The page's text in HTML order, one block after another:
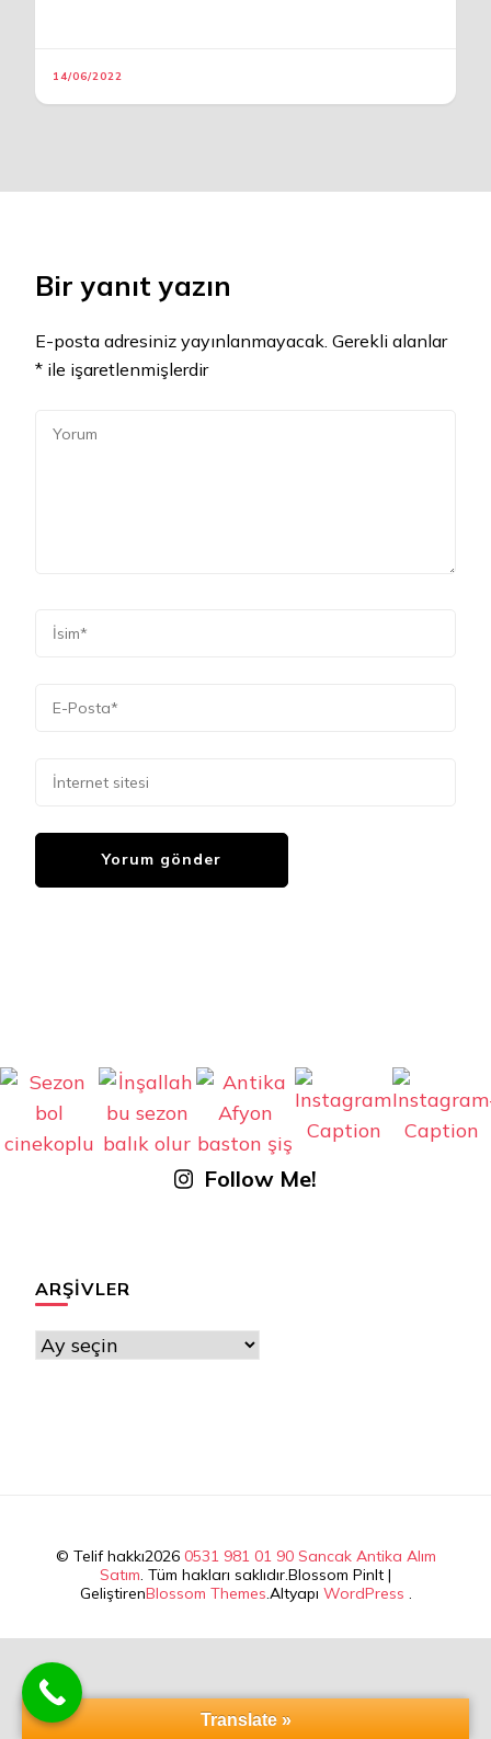
14/06/2022
Bir yanıt yazın
E-posta adresiniz yayınlanmayacak. Gerekli alanlar
* ile işaretlenmişlerdir
Follow Me!
ARŞIVLER
Arşivler
© Telif hakkı2026 0531 981 01 90 Sancak Antika Alım
Satım. Tüm hakları saklıdır.Blossom PinIt |
GeliştirenBlossom Themes.Altyapı WordPress .
Translate »